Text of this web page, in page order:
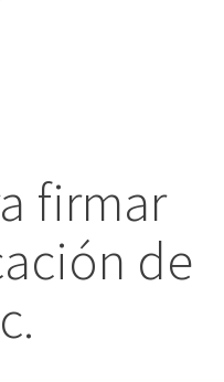
firmar
de